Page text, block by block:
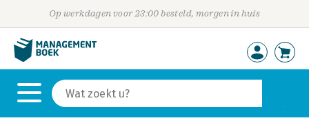
Op werkdagen voor 23:00 besteld, morgen in huis